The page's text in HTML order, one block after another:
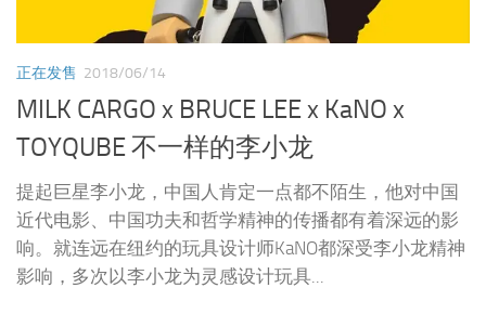
近代电影、中国功夫和哲学精神的传播都有着深远的影
影响，多次以李小龙为灵感设计玩具...